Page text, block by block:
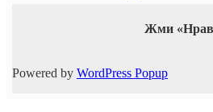
Жми
Powered by WordPress Popup